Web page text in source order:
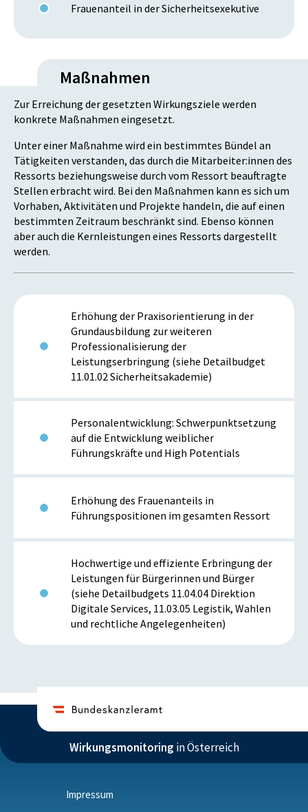
Frauenanteil in der Sicherheitsexekutive
Maßnahmen
Zur Erreichung der gesetzten Wirkungsziele werden
konkrete Maßnahmen eingesetzt.
Unter einer Maßnahme wird ein bestimmtes Bündel an
Tätigkeiten verstanden, das durch die Mitarbeiter:innen des
Ressorts beziehungsweise durch vom Ressort beauftragte
Stellen erbracht wird. Bei den Maßnahmen kann es sich um
Vorhaben, Aktivitäten und Projekte handeln, die auf einen
bestimmten Zeitraum beschränkt sind. Ebenso können
aber auch die Kernleistungen eines Ressorts dargestellt
werden.
Erhöhung der Praxisorientierung in der
Grundausbildung zur weiteren
Professionalisierung der
Leistungserbringung (siehe Detailbudget
11.01.02 Sicherheitsakademie)
Personalentwicklung: Schwerpunktsetzung
auf die Entwicklung weiblicher
Führungskräfte und High Potentials
Erhöhung des Frauenanteils in
Führungspositionen im gesamten Ressort
Hochwertige und effiziente Erbringung der
Leistungen für Bürgerinnen und Bürger
(siehe Detailbudgets 11.04.04 Direktion
Digitale Services, 11.03.05 Legistik, Wahlen
und rechtliche Angelegenheiten)
Wirkungsmonitoring in Österreich
Impressum